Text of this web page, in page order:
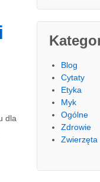
dla
Blog
Cytaty
Etyka
Myk
Ogólne
Zdrowie
Zwierzęta